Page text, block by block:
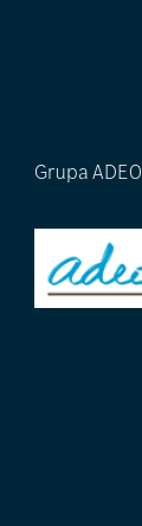
Grupa ADEO